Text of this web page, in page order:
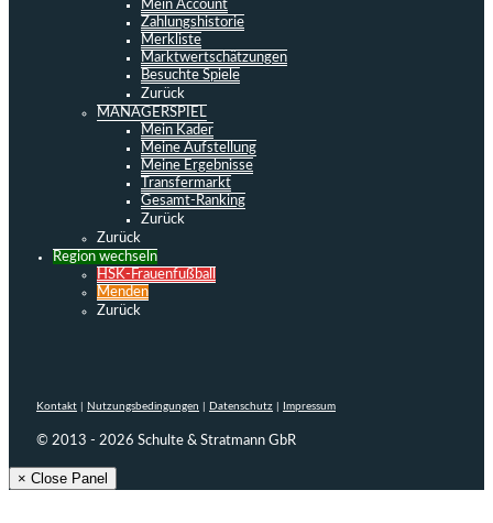
Mein Account
Zahlungshistorie
Merkliste
Marktwertschätzungen
Besuchte Spiele
Zurück
MANAGERSPIEL
Mein Kader
Meine Aufstellung
Meine Ergebnisse
Transfermarkt
Gesamt-Ranking
Zurück
Zurück
Region wechseln
HSK-Frauenfußball
Menden
Zurück
Kontakt Nutzungsbedingungen Datenschutz Impressum
© 2013 - 2026 Schulte & Stratmann GbR
× Close Panel